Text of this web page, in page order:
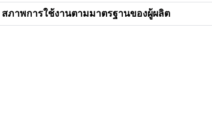
สภาพการใช้งานตามมาตรฐานของผู้ผลิต